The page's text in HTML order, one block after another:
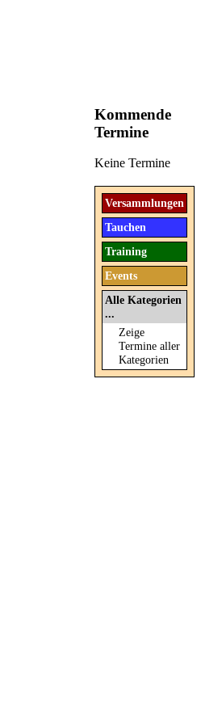
Kommende
Termine
Keine Termine
Versammlungen
Tauchen
Training
Events
Alle Kategorien
...
Zeige
Termine aller
Kategorien